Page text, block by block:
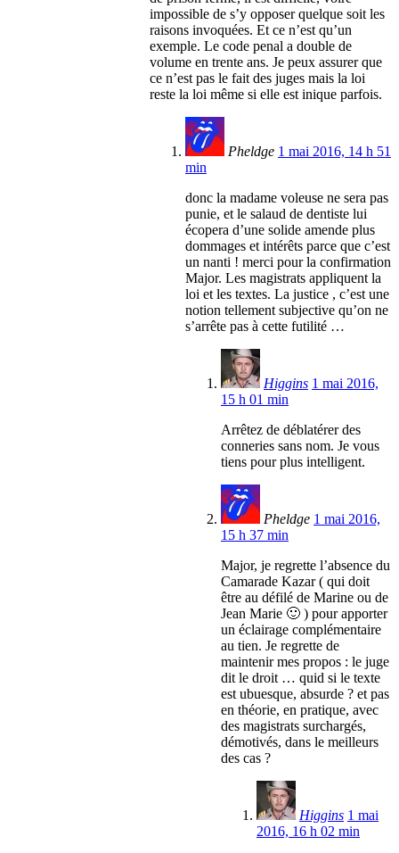
impossible de s’y opposer quelque soit les
raisons invoquées. Et ce n’est qu’un
exemple. Le code penal a double de
volume en trente ans. Je peux assurer que
ce n’est pas le fait des juges mais la loi
reste la loi même si elle est inique parfois.
Pheldge 1 mai 2016, 14 h 51
min
donc la madame voleuse ne sera pas
punie, et le salaud de dentiste lui
écopera d’une solide amende plus
dommages et intérêts parce que c’est
un nanti ! merci pour la confirmation
Major. Les magistrats appliquent la
loi et les textes. La justice , c’est une
notion tellement subjective qu’on ne
s’arrête pas à cette futilité …
Higgins 1 mai 2016,
15 h 01 min
Arrêtez de déblatérer des
conneries sans nom. Je vous
tiens pour plus intelligent.
Pheldge 1 mai 2016,
15 h 37 min
Major, je regrette l’absence du
Camarade Kazar ( qui doit
être au défilé de Marine ou de
Jean Marie 🙂 ) pour apporter
un éclairage complémentaire
au tien. Je regrette de
maintenir mes propos : le juge
dit le droit … quid si le texte
est ubuesque, absurde ? et pas
en théorie, en pratique, avec
des magistrats surchargés,
démotivés, dans le meilleurs
des cas ?
Higgins 1 mai
2016, 16 h 02 min